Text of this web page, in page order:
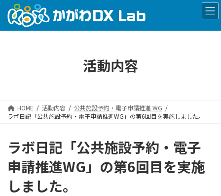
活動内容
HOME 活動内容
公共施設予約・電子申請推進 WG
ラボ日記「公共施設予約・電子申請推進WG」の第6回目を実施しました。
ラボ日記「公共施設予約・電子
申請推進WG」の第6回目を実施
しました。